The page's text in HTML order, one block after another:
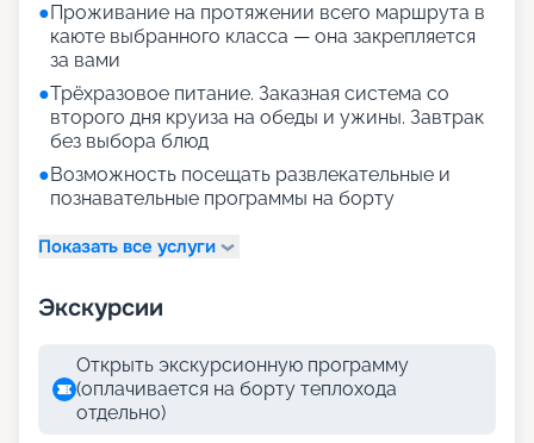
●Проживание на протяжении всего маршрута в
каюте выбранного класса — она закрепляется
за вами
●Трёхразовое питание. Заказная система со
второго дня круиза на обеды и ужины. Завтрак
без выбора блюд
●Возможность посещать развлекательные и
познавательные программы на борту
Показать все услуги
Экскурсии
Открыть экскурсионную программу
(оплачивается на борту теплохода
отдельно)